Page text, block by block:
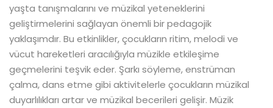
yaşta tanışmalarını ve müzikal yeteneklerini
geliştirmelerini sağlayan önemli bir pedagojik
yaklaşımdır. Bu etkinlikler, çocukların ritim, melodi ve
vücut hareketleri aracılığıyla müzikle etkileşime
geçmelerini teşvik eder. Şarkı söyleme, enstrüman
çalma, dans etme gibi aktivitelerle çocukların müzikal
duyarlılıkları artar ve müzikal becerileri gelişir. Müzik